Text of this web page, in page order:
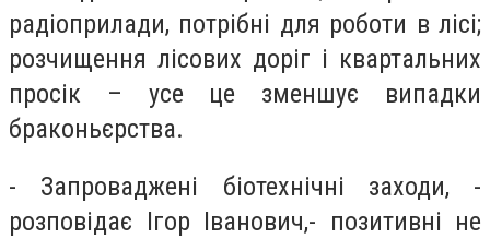
радіоприлади, потрібні для роботи в лісі;
розчищення лісових доріг і квартальних
просік – усе це зменшує випадки
браконьєрства.
- Запроваджені біотехнічні заходи, -
розповідає Ігор Іванович,- позитивні не